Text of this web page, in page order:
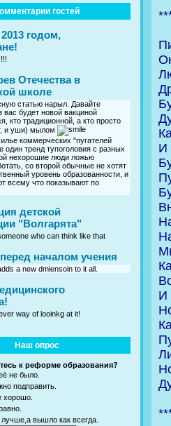
гостей
годом,
Отечества в
школе
статью нарыл. Давайте
вас будет новой вакциной
кто традиционной, а кто просто
и уши) мылом
коммерческих "пугателей
один тренд тупоголовия с разных
нехорошие люди ложью
со второй обычные не хотят
уровень образованности, и
всему что показывают по
детской
"Волгарята"
who can think like that
началом учения
a new dmiensoin to it all.
way of looinkg at it!
Наш опрос
к реформе образования?
не было.
подправить.
хорошо.
лучше,а вышло как всегда.
И
И